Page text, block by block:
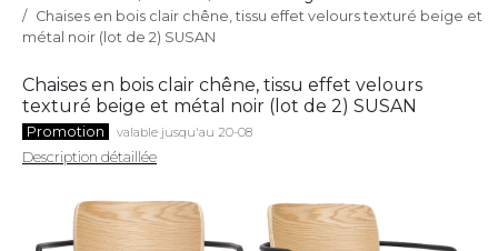
Chaises en bois clair chêne, tissu effet velours texturé beige et
métal noir (lot de 2) SUSAN
Chaises en bois clair chêne, tissu effet velours
texturé beige et métal noir (lot de 2) SUSAN
Promotion valable jusqu'au 20-08
Description détaillée